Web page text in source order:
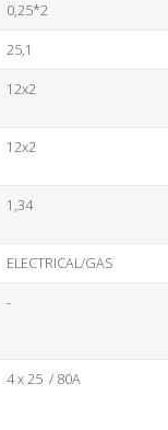
0,25*2
25,1
12x2
12x2
1,34
ELECTRICAL/GAS
-
4 x 25 / 80A